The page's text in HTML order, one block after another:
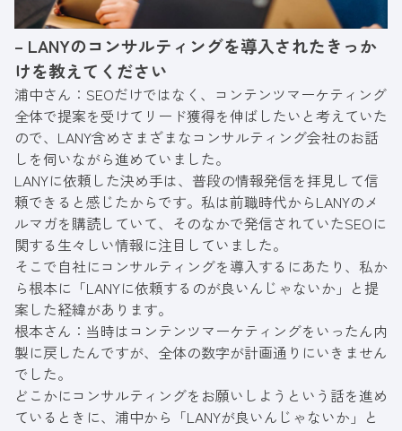
– LANYのコンサルティングを導入されたきっか
けを教えてください
浦中さん：SEOだけではなく、コンテンツマーケティング
全体で提案を受けてリード獲得を伸ばしたいと考えていた
ので、LANY含めさまざまなコンサルティング会社のお話
しを伺いながら進めていました。
LANYに依頼した決め手は、普段の情報発信を拝見して信
頼できると感じたからです。私は前職時代からLANYのメ
ルマガを購読していて、そのなかで発信されていたSEOに
関する生々しい情報に注目していました。
そこで自社にコンサルティングを導入するにあたり、私か
ら根本に「LANYに依頼するのが良いんじゃないか」と提
案した経緯があります。
根本さん：当時はコンテンツマーケティングをいったん内
製に戻したんですが、全体の数字が計画通りにいきません
でした。
どこかにコンサルティングをお願いしようという話を進め
ているときに、浦中から「LANYが良いんじゃないか」と